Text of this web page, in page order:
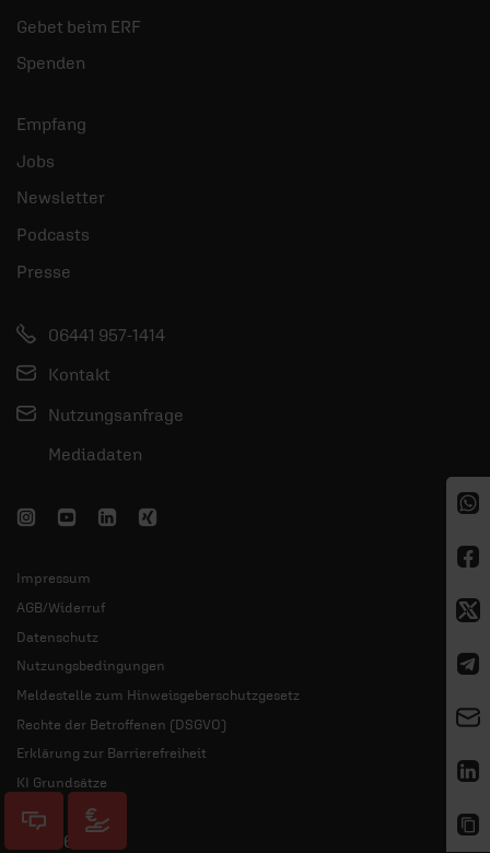
Gebet beim ERF
Spenden
Empfang
Jobs
Newsletter
Podcasts
Presse
06441 957-1414
Kontakt
Nutzungsanfrage
Mediadaten
Impressum
AGB/Widerruf
Datenschutz
Nutzungsbedingungen
Meldestelle zum Hinweisgeberschutzgesetz
Rechte der Betroffenen (DSGVO)
Erklärung zur Barrierefreiheit
KI Grundsätze
© 2026 ERF